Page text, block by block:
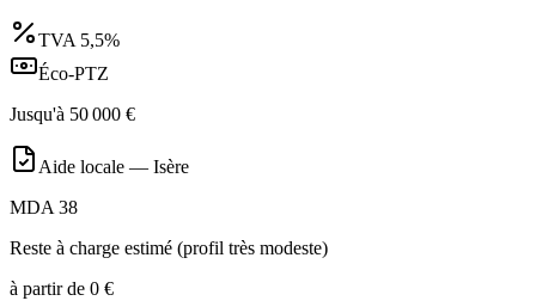
TVA 5,5%
Éco-PTZ
Jusqu'à 50 000 €
Aide locale — Isère
MDA 38
Reste à charge estimé (profil très modeste)
à partir de 0 €